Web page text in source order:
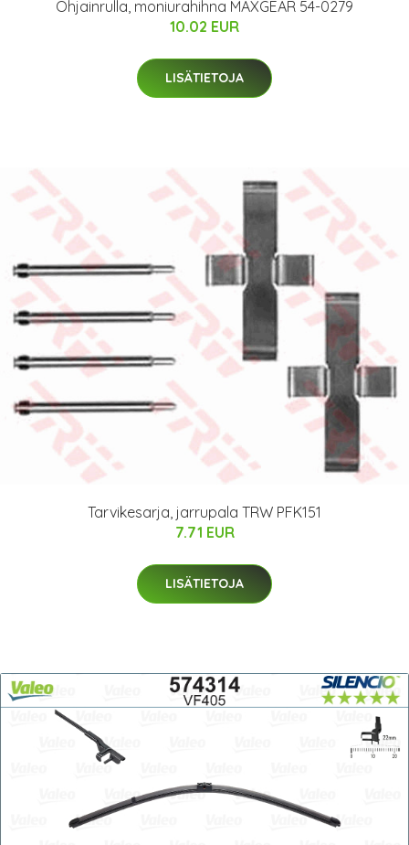
Ohjainrulla, moniurahihna MAXGEAR 54-0279
10.02 EUR
LISÄTIETOJA
Tarvikesarja, jarrupala TRW PFK151
7.71 EUR
LISÄTIETOJA